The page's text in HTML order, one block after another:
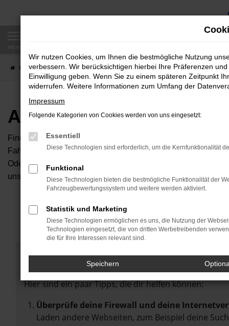
Zum
Startseite Fahrzeugangebote Autobörse
Autobörse
Finden Sie Ihren neuen Traumwagen bei uns. Dafür haben
Fahrzeuge an, die bei uns auf dem Hof stehen. Dann
Oder Sie klicken auf den Button Autobörse und Sie haben
unserem Händlernetzwerk. Diese Fahrzeuge können wir
Fehler: Network Error
Beim Laden ist ein Fehler aufgetreten.
Hier sind ein paar Tipps, die dir helfen können:
Überprüfe deine Firewall und deine
Laden andere Webseiten, zum Beispiel deine
Wir nutzen Cookies, um Ihnen die bestmögliche Nutzung
verbessern. Wir berücksichtigen hierbei Ihre Präferenzen
Einwilligung geben. Wenn Sie zu einem späteren Zeitpunkt
widerrufen. Weitere Informationen zum Umfang der
Impressum
Folgende Kategorien von Cookies werden von uns eingesetzt:
Essentiell
Diese Technologien sind erforderlich, um die Kernfunktionalität
Funktional
Diese Technologien bieten die bestmögliche Funktionalität der
Fahrzeugbewertungssystem und weitere werden aktiviert.
Statistik und Marketing
Diese Technologien ermöglichen es uns, die Nutzung der
Technologien eingesetzt, die von dritten Werbetreibenden
die für Ihre Interessen relevant sind.
Speichern